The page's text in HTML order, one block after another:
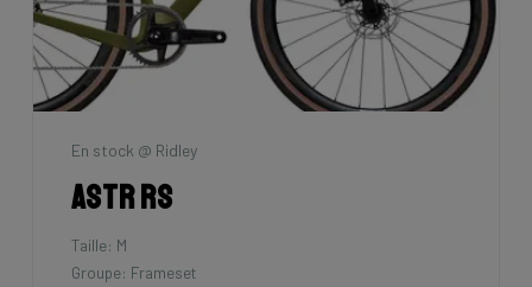
En stock @ Ridley
Astr RS
Taille: M
Groupe: Frameset